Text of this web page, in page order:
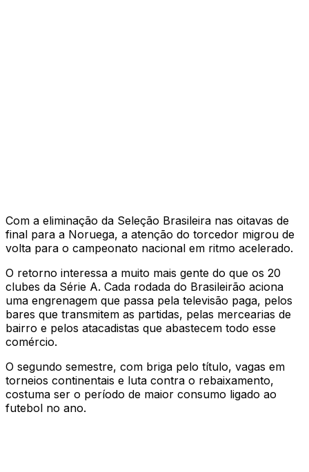
Com a eliminação da Seleção Brasileira nas oitavas de
final para a Noruega, a atenção do torcedor migrou de
volta para o campeonato nacional em ritmo acelerado.
O retorno interessa a muito mais gente do que os 20
clubes da Série A. Cada rodada do Brasileirão aciona
uma engrenagem que passa pela televisão paga, pelos
bares que transmitem as partidas, pelas mercearias de
bairro e pelos atacadistas que abastecem todo esse
comércio.
O segundo semestre, com briga pelo título, vagas em
torneios continentais e luta contra o rebaixamento,
costuma ser o período de maior consumo ligado ao
futebol no ano.